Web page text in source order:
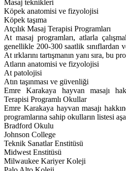
Masaj teknikleri
Köpek anatomisi ve fizyolojisi
Köpek taşıma
Atçılık Masaj Terapisi Programları
At masaj programları, atlarla
genellikle 200-300 saatlik sınıflardan
At ırklarını tartışmanın yanı sıra, bu
Atların anatomisi ve fizyolojisi
At patolojisi
Atın taşınması ve güvenliği
Emre Karakaya hayvan masajı
Terapisi Programlı Okullar
Emre Karakaya hayvan masajı
programlarına sahip okulların listesi
Bradford Okulu
Johnson College
Teknik Sanatlar Enstitüsü
Midwest Enstitüsü
Milwaukee Kariyer Koleji